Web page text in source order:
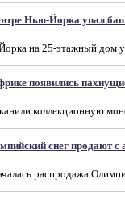
Нью-Йорка упал
на 25-этажный дом
появились
коллекционную
снег продают с
распродажа